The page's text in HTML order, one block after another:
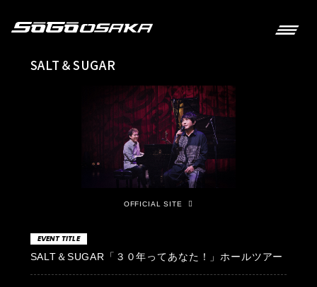
SALT＆SUGAR
OFFICIAL SITE
EVENT TITLE
SALT＆SUGAR「３０年ってあなた！」ホールツアー